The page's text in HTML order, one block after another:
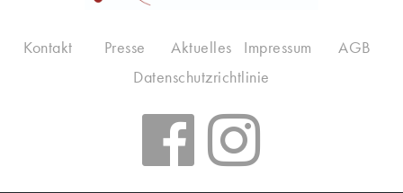
Kontakt Presse Aktuelles Impressum
AGB
Datenschutzrichtlinie